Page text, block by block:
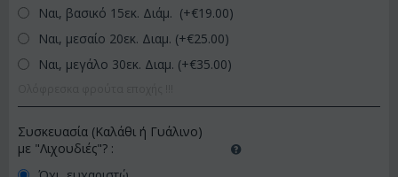
Ναι, βασικό 15εκ. Διάμ. (+€19.00)
Ναι, μεσαίο 20εκ. Διαμ. (+€25.00)
Ναι, μεγάλο 30εκ. Διαμ. (+€35.00)
Συσκευασία (Καλάθι ή Γυάλινο)
με "Λιχουδιές"? :